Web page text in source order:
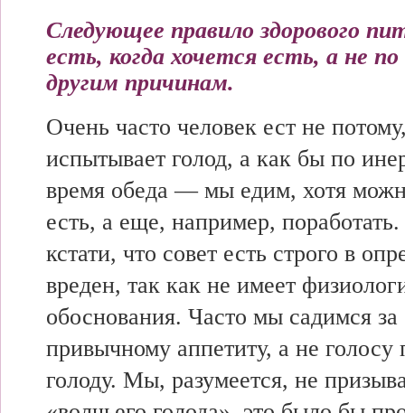
Следующее правило здорового
есть, когда хочется есть, а не
другим причинам.
Очень часто человек ест не
испытывает голод, а как бы по
время обеда — мы едим, хотя
есть, а еще, например,
кстати, что совет есть строго в
вреден, так как не имеет
обоснования. Часто мы садимся за
привычному аппетиту, а не
голоду. Мы, разумеется, не